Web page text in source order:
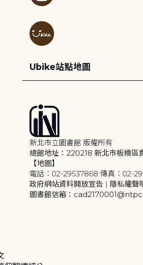
Ubike站點地圖
新北市立圖書館 版權所有
總館地址：220218 新北市板橋區
【地圖】
電話：02-29537868 傳真：02-
政府網站資料開放宣告 | 隱私權聲
圖書館信箱：